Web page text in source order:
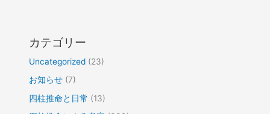
カテゴリー
Uncategorized (23)
お知らせ (7)
四柱推命と日常 (13)